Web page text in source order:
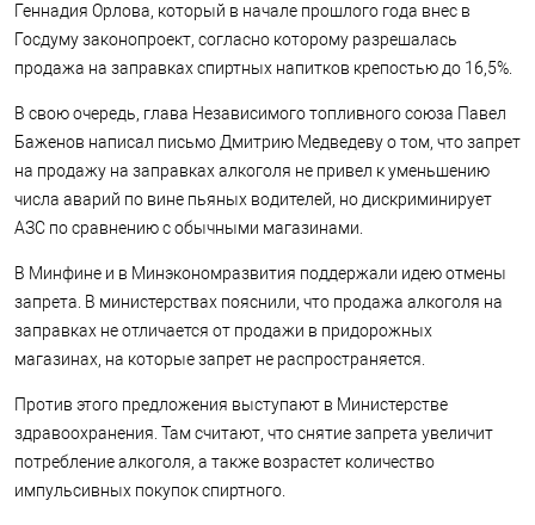
Геннадия Орлова, который в начале прошлого года внес в
Госдуму законопроект, согласно которому разрешалась
продажа на заправках спиртных напитков крепостью до 16,5%.
В свою очередь, глава Независимого топливного союза Павел
Баженов написал письмо Дмитрию Медведеву о том, что запрет
на продажу на заправках алкоголя не привел к уменьшению
числа аварий по вине пьяных водителей, но дискриминирует
АЗС по сравнению с обычными магазинами.
В Минфине и в Минэкономразвития поддержали идею отмены
запрета. В министерствах пояснили, что продажа алкоголя на
заправках не отличается от продажи в придорожных
магазинах, на которые запрет не распространяется.
Против этого предложения выступают в Министерстве
здравоохранения. Там считают, что снятие запрета увеличит
потребление алкоголя, а также возрастет количество
импульсивных покупок спиртного.